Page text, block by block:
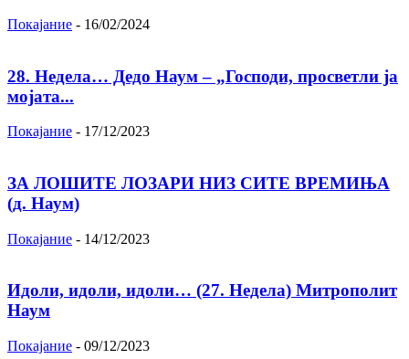
Покајание - 16/02/2024
28. Недела… Дедо Наум – „Господи, просветли ја
мојата...
Покајание - 17/12/2023
ЗА ЛОШИТЕ ЛОЗАРИ НИЗ СИТЕ ВРЕМИЊА
(д. Наум)
Покајание - 14/12/2023
Идоли, идоли, идоли… (27. Недела) Митрополит
Наум
Покајание - 09/12/2023